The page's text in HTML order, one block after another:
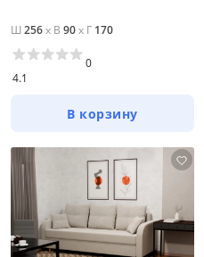
Ш 256x В 90x Г 170
4.1
0
В корзину